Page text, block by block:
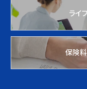
ライ
保険